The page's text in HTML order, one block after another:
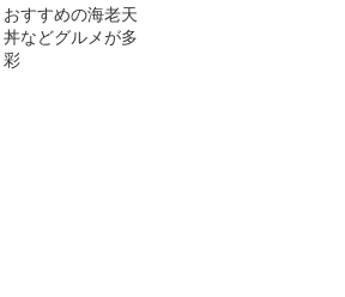
おすすめの海老天
丼などグルメが多
彩